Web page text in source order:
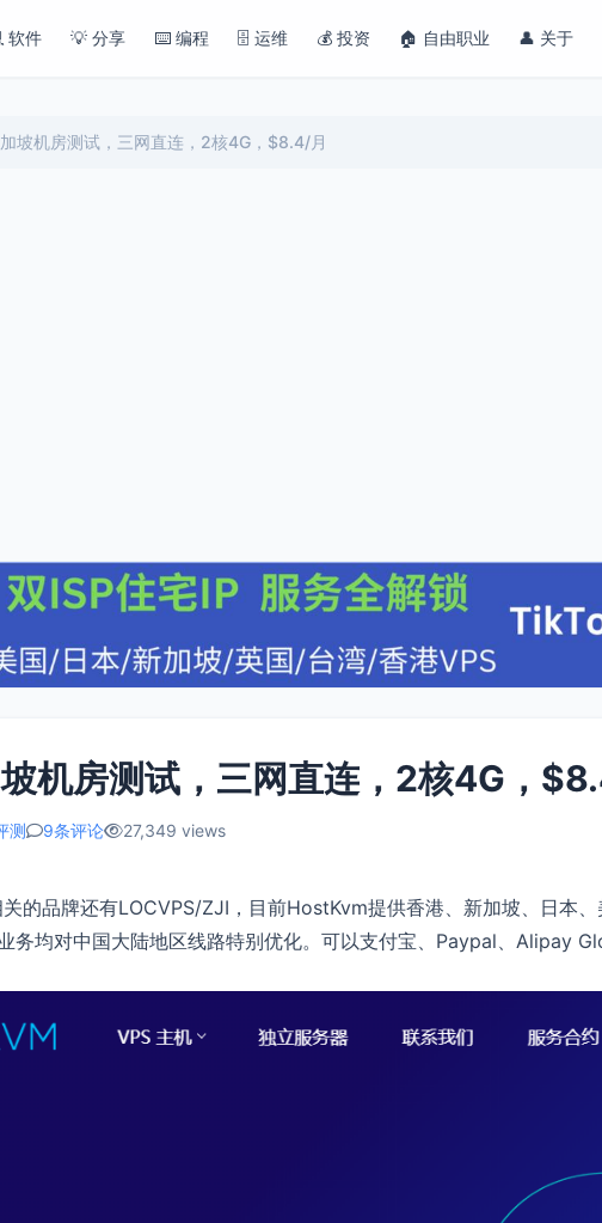
软件 💡 分享 ⌨️ 编程 🗄️ 运维 💰 投资 🏠 自由职业 👤 关于
坡机房测试，三网直连，2核4G，$8.4/月
机房测试，三网直连，2核4G，
测 9条评论 27,349 views
的品牌还有LOCVPS/ZJI，目前HostKvm提供香港、新加坡、日本
务均对中国大陆地区线路特别优化。可以支付宝、Paypal、Alipay